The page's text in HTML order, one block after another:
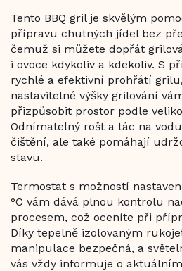
Tento BBQ gril je skvělým
přípravu chutných jídel bez
čemuž si můžete dopřát
i ovoce kdykoliv a kdekoliv. S
rychlé a efektivní prohřátí
nastavitelné výšky grilování
přizpůsobit prostor podle
Odnímatelný rošt a tác na
čištění, ale také pomáhají
stavu.
Termostat s možností
°C vám dává plnou kontrolu
procesem, což oceníte při
Díky tepelně izolovaným
manipulace bezpečná, a
vás vždy informuje o